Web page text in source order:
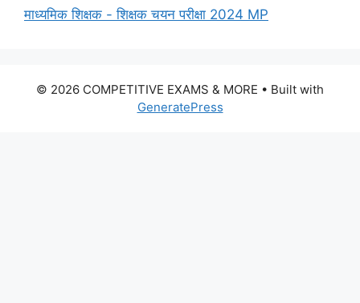
माध्यमिक शिक्षक - शिक्षक चयन परीक्षा 2024 MP
© 2026 COMPETITIVE EXAMS & MORE • Built with
GeneratePress